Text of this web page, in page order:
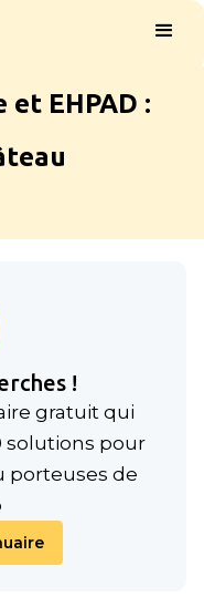
EHPAD :
!
gratuit qui
solutions pour
porteuses de